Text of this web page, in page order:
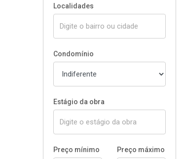
Localidades
Condomínio
Estágio da obra
Preço mínimo Preço máximo